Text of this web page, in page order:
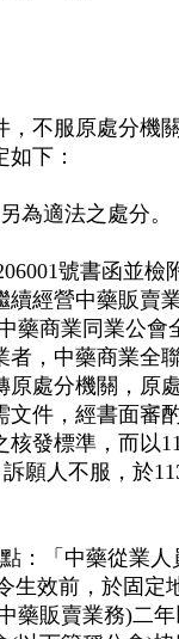
不服原處分機
下：
為適法之處分。
號書函並
經營中藥販賣
藥商業同業公
，中藥商業全
處分機關，原
文件，經書面審
發標準，而以
願人不服，於
：「中藥從業
生效前，於固定
藥販賣業務)二